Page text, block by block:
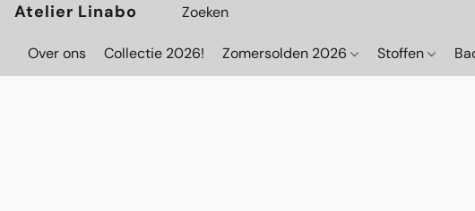
Atelier Linabo
Over ons Collectie 2026! Zomersolden 2026 Stoffen